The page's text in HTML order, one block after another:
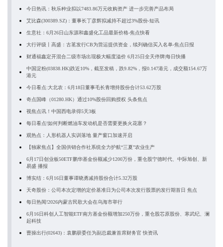
今日热讯：秋乐种业拟以7483.86万元收购资产 进一步完善产品布局
艾比森(300389.SZ)：董事长丁彦辉拟减持不超过3%股份-短讯
生意社：6月26日山东源和鑫盛化工品最新价格-焦点快看
大行评级丨高盛：古茗发行CB为营运提供资金，续列确信买入名单-焦点日报
财通福鑫定开混合二级市场出现极大幅度溢价 6月25日全天停牌|每日快播
中国淀粉(03838.HK)跌近10%，截至发稿，跌9.82%，报0.147港元，成交额154.67万
港元
今日看点:大北农：6月18日董事毛长青增持股份合计53.62万股
奇点国峰（01280.HK）通过10%股份回购授权 头条焦点
视焦点讯！中国西电录得5天3板
每日看点!如何判断燃油车发动机是否需要更换火花塞？
观热点：人形机器人实训落地 量产窗口加速开启
【独家焦点】全国供销合作社系统全力护航“三夏”农业生产
6月17日创业板50ETF鹏华基金份额减少1200万份，重仓股宁德时代、中际旭创、新
易盛 播报
博实结：6月16日董事谭晓勇减持股份合计5.32万股
天奇股份：公司本次定增的定价基准日为公司本次发行股票的发行期首日 焦点
每日热闻!2026内蒙古民歌大会在乌海市举行
6月16日科创人工智能ETF南方基金份额增加250万份，重仓股芯原股份、寒武纪、澜
起科技
曹操出行(02643)：袁鹏获委任为副总裁兼首席财务官 快资讯